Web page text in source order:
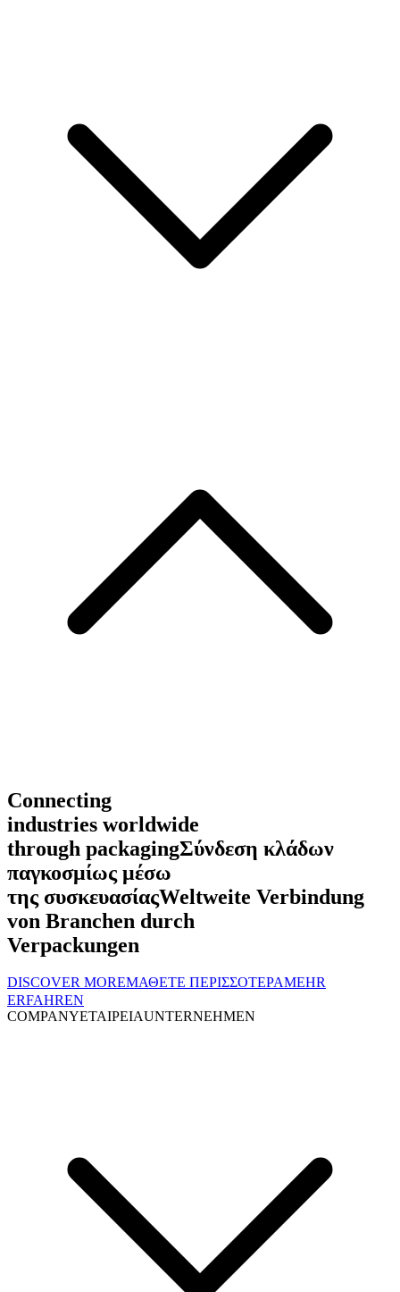
Connecting
industries worldwide
through packagingΣύνδεση κλάδων
παγκοσμίως μέσω
της συσκευασίαςWeltweite Verbindung
von Branchen durch
Verpackungen
DISCOVER MOREΜΑΘΕΤΕ ΠΕΡΙΣΣΟΤΕΡΑMEHR
ERFAHREN
COMPANYΕΤΑΙΡΕΙΑUNTERNEHMEN